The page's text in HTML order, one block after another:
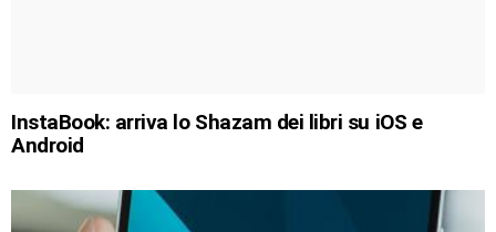
InstaBook: arriva lo Shazam dei libri su iOS e
Android